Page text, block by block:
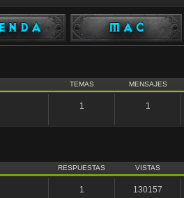
TEMAS MENSAJES
1 1
RESPUESTAS VISTAS
1 130157